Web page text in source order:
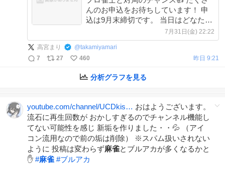
んのお申込をお待ちしています！ 申
込は9月末締切です。 当日はどなたで
もご来場できます。 入場無料！観覧
自由！ ※カルコレ対象イベントにな
ってます🚶‍♀️
docs.google.com/forms/d/e/1FAI…
7月31日(金) 22:22
高宮まり @takamiyamari
7
27 460 昨日 9:21
分析グラフを見る
youtube.com/channel/UCDkis… おはようございます。
流石に再生回数が おかしすぎるのでチャンネル機能し
てない可能性を感じ 新垢を作りました・・💦 （アイ
コン流用なので前の垢は削除） ※スパム扱いされない
ように 投稿は変わらず麻雀とブルアカが多くなるかと
✋ #麻雀 #ブルアカ